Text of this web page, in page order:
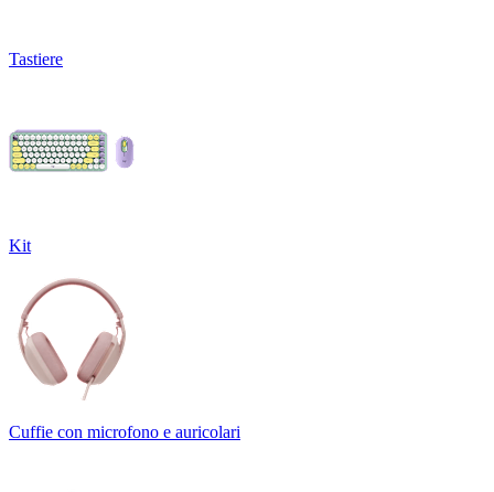
Tastiere
Kit
Cuffie con microfono e auricolari